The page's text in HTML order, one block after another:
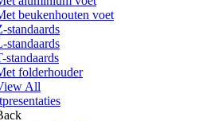
beukenhouten voet
standaards
standaards
standaards
folderhouder
All